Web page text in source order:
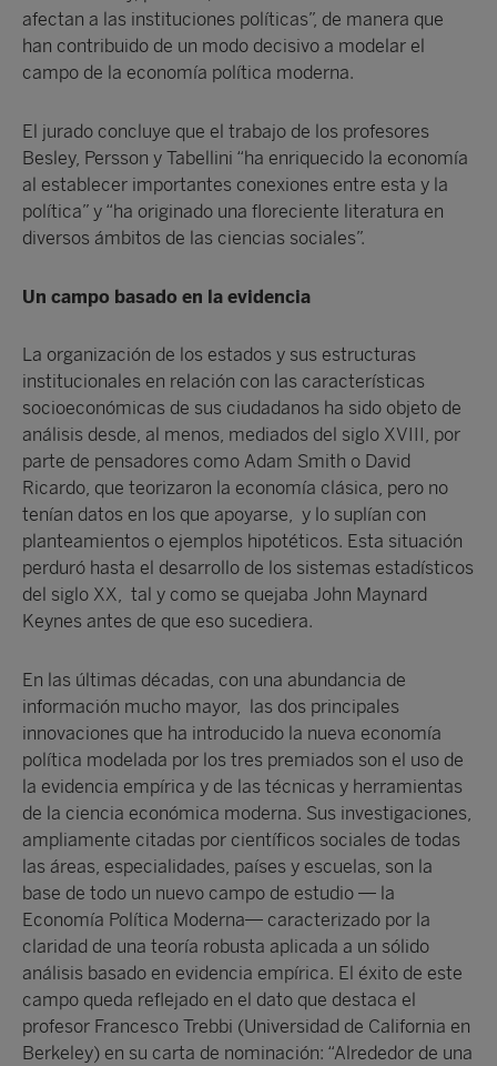
afectan a las instituciones políticas”, de manera que
han contribuido de un modo decisivo a modelar el
campo de la economía política moderna.
El jurado concluye que el trabajo de los profesores
Besley, Persson y Tabellini “ha enriquecido la economía
al establecer importantes conexiones entre esta y la
política” y “ha originado una floreciente literatura en
diversos ámbitos de las ciencias sociales”.
Un campo basado en la evidencia
La organización de los estados y sus estructuras
institucionales en relación con las características
socioeconómicas de sus ciudadanos ha sido objeto de
análisis desde, al menos, mediados del siglo XVIII, por
parte de pensadores como Adam Smith o David
Ricardo, que teorizaron la economía clásica, pero no
tenían datos en los que apoyarse, y lo suplían con
planteamientos o ejemplos hipotéticos. Esta situación
perduró hasta el desarrollo de los sistemas estadísticos
del siglo XX, tal y como se quejaba John Maynard
Keynes antes de que eso sucediera.
En las últimas décadas, con una abundancia de
información mucho mayor, las dos principales
innovaciones que ha introducido la nueva economía
política modelada por los tres premiados son el uso de
la evidencia empírica y de las técnicas y herramientas
de la ciencia económica moderna. Sus investigaciones,
ampliamente citadas por científicos sociales de todas
las áreas, especialidades, países y escuelas, son la
base de todo un nuevo campo de estudio — la
Economía Política Moderna— caracterizado por la
claridad de una teoría robusta aplicada a un sólido
análisis basado en evidencia empírica. El éxito de este
campo queda reflejado en el dato que destaca el
profesor Francesco Trebbi (Universidad de California en
Berkeley) en su carta de nominación: “Alrededor de una